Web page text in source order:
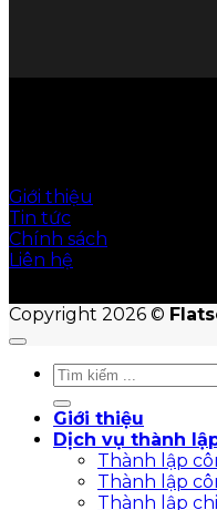
Giới thiệu
Tin tức
Chính sách
Liên hệ
Copyright 2026 ©
Giới thiệu
Dịch vụ thành
Thành lập
Thành lập
Thành lập